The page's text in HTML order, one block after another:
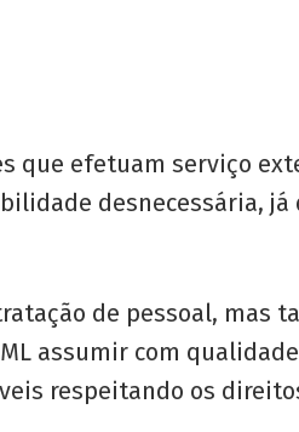
que efetuam serviço
desnecessária,
de pessoal, mas
assumir com
respeitando os